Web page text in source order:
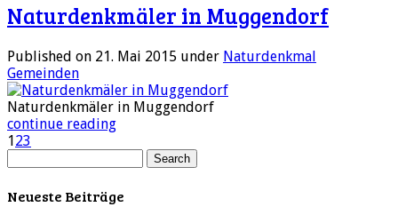
Naturdenkmäler in Muggendorf
Published on 21. Mai 2015 under Naturdenkmal
Gemeinden
Naturdenkmäler in Muggendorf
continue reading
123
Neueste Beiträge